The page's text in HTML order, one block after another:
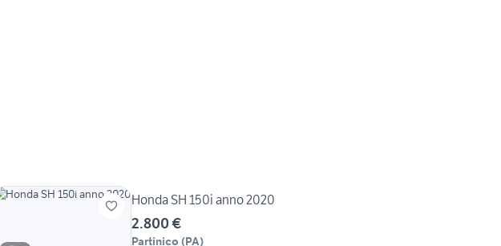
Honda SH 150i anno 2020
2.800 €
Partinico (PA)